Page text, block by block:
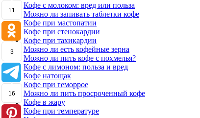
Кофе с молоком: вред или польза
Можно ли запивать таблетки кофе
Кофе при мастопатии
Кофе при стенокардии
Кофе при тахикардии
Можно ли есть кофейные зерна
Можно ли пить кофе с похмелья?
Кофе с лимоном: польза и вред
Кофе натощак
Кофе при геморрое
Можно ли пить просроченный кофе
Кофе в жару
Кофе при температуре
11
3
16